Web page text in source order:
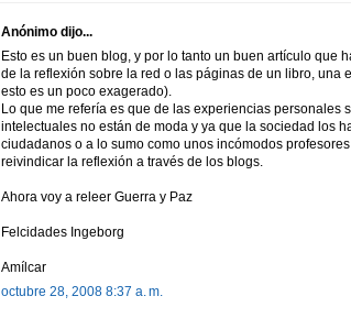
Anónimo dijo...
Esto es un buen blog, y por lo tanto un buen artículo que
de la reflexión sobre la red o las páginas de un libro, una
esto es un poco exagerado).
Lo que me refería es que de las experiencias personales
intelectuales no están de moda y ya que la sociedad los
ciudadanos o a lo sumo como unos incómodos
reivindicar la reflexión a través de los blogs.
Ahora voy a releer Guerra y Paz
Felcidades Ingeborg
Amílcar
octubre 28, 2008 8:37 a. m.